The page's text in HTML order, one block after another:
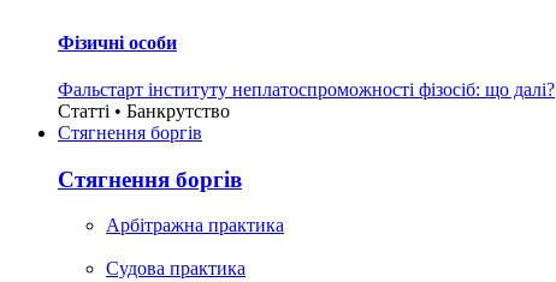
Фізичні особи
Фальстарт інституту неплатоспроможності фізосіб: що далі?
Статті • Банкрутство
Стягнення боргiв
Стягнення боргiв
Арбітражна практика
Судова практика